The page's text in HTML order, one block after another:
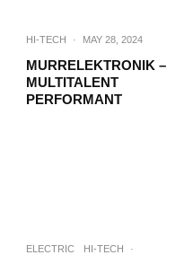
HI-TECH · MAY 28, 2024
MURRELEKTRONIK –
MULTITALENT
PERFORMANT
ELECTRIC HI-TECH
·